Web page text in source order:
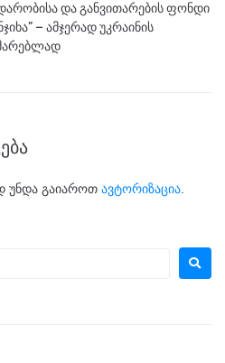
და განვითარების ფონდი
– ამჯერად უკრაინის
უნდა გაიაროთ ავტორიზაცია